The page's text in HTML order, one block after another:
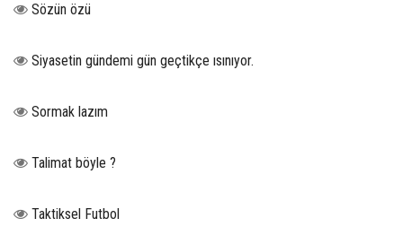
Sözün özü
Siyasetin gündemi gün geçtikçe ısınıyor.
Sormak lazım
Talimat böyle ?
Taktiksel Futbol